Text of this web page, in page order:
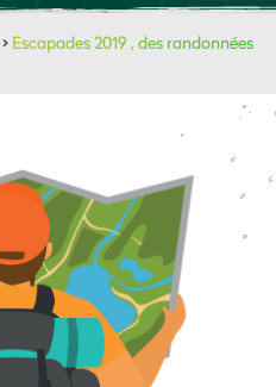
> Escapades 2019 , des randonnées